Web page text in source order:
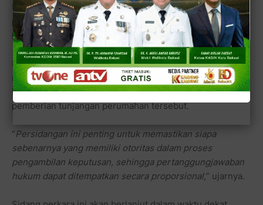
tetapi juga menjadi ujian terhadaptata kelola
pemerintahan dan mekanisme pengambilan keputusan di
lingkungan DPRD Kabupaten Bekasi.
MenurutErgat, persidangan diharapkan mampu
mengungkap secara terang pihak yang memiliki
kewenangan dan bertanggung jawab atas kebijakan
pemberian tunjangan perumahan tersebut.
“Persidangan ini penting untuk memastikan siapa
sebenarnya yang memiliki otoritas dalam proses
pengambilan keputusan, sehingga pertanggungjawaban
hukum dapat ditempatkan secara proporsional,” ujarnya.